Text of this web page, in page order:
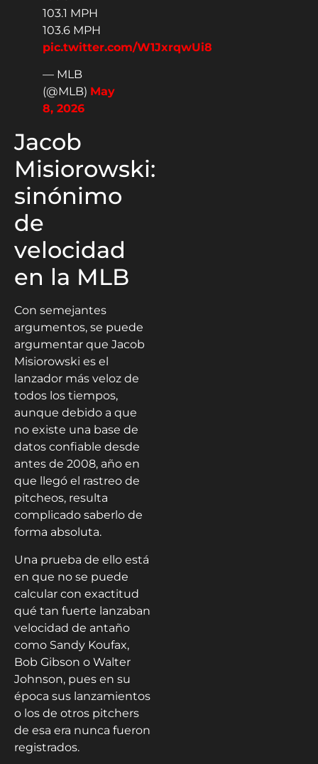
103.1 MPH
103.6 MPH
pic.twitter.com/W1JxrqwUi8
— MLB
(@MLB) May
8, 2026
Jacob
Misiorowski:
sinónimo
de
velocidad
en la MLB
Con semejantes
argumentos, se puede
argumentar que Jacob
Misiorowski es el
lanzador más veloz de
todos los tiempos,
aunque debido a que
no existe una base de
datos confiable desde
antes de 2008, año en
que llegó el rastreo de
pitcheos, resulta
complicado saberlo de
forma absoluta.
Una prueba de ello está
en que no se puede
calcular con exactitud
qué tan fuerte lanzaban
velocidad de antaño
como Sandy Koufax,
Bob Gibson o Walter
Johnson, pues en su
época sus lanzamientos
o los de otros pitchers
de esa era nunca fueron
registrados.